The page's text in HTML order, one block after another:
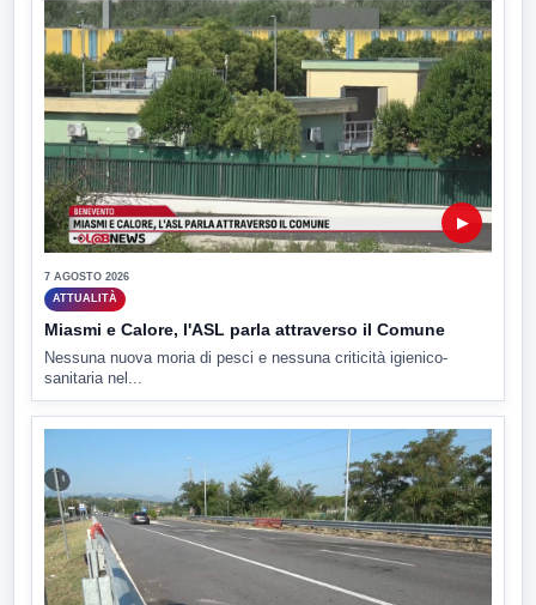
▶
7 AGOSTO 2026
ATTUALITÀ
Miasmi e Calore, l'ASL parla attraverso il Comune
Nessuna nuova moria di pesci e nessuna criticità igienico-
sanitaria nel...